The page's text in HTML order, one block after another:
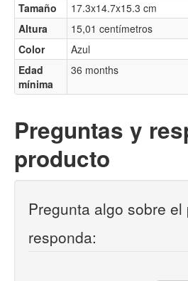
Tamaño
17.3x14.7x15.3 cm
Altura
15,01 centímetros
Color
Azul
Edad
mínima
36 months
Preguntas y
producto
Pregunta algo sobre
responda: